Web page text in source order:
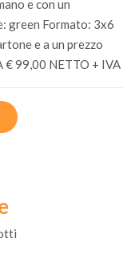
e con un
green Formato: 3x6
e a un prezzo
99,00 NETTO + IVA